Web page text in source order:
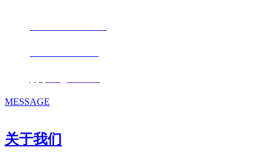
MESSAGE
关于我们